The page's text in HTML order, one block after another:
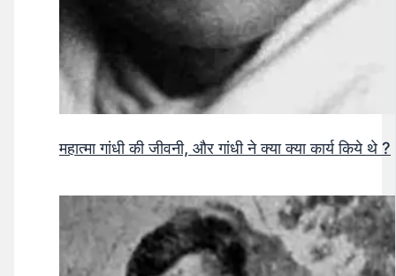
महात्मा गांधी की जीवनी, और गांधी ने क्या क्या कार्य किये थे ?